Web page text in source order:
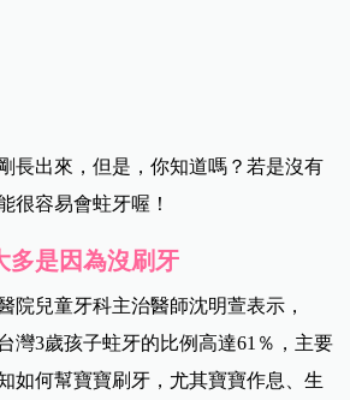
長出來，但是，你知道嗎？若是沒有
很容易會蛀牙喔！
多是因為沒刷牙
院兒童牙科主治醫師沈明萱表示，
灣3歲孩子蛀牙的比例高達61％，主要
如何幫寶寶刷牙，尤其寶寶作息、生